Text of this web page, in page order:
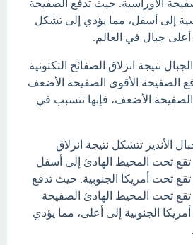
الأوراسية. حيث تدفع الصفيحة
إلى أسفل، مما يؤدي إلى تشكل
أعلى جبال في العالم.
نتيجة انزلاق الصفائح التكتونية
الصفيحة الأقوى الصفيحة الأضعف
الأضعف، فإنها تتسبب في
الأنديز تتشكل نتيجة انزلاق
تقع تحت المحيط الهادئ إلى أسفل
تقع تحت أمريكا الجنوبية. حيث تدفع
تقع تحت المحيط الهادئ الصفيحة
الجنوبية إلى أعلى، مما يؤدي